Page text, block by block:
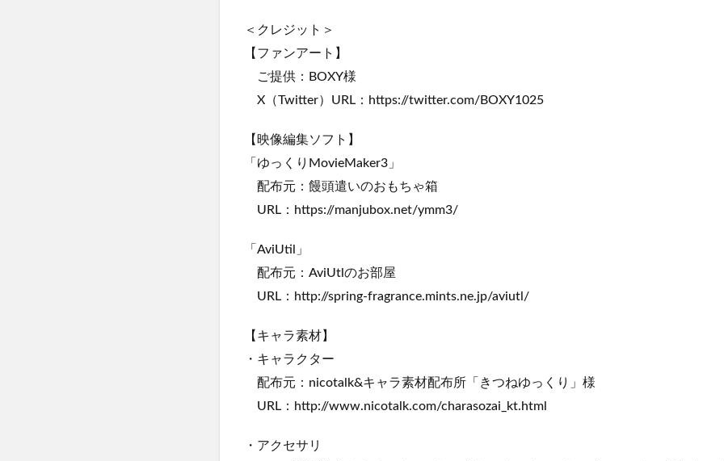
＜クレジット＞
【ファンアート】
ご提供：BOXY様
X（Twitter）URL：https://twitter.com/BOXY1025
【映像編集ソフト】
「ゆっくりMovieMaker3」
配布元：饅頭遣いのおもちゃ箱
URL：https://manjubox.net/ymm3/
「AviUtil」
配布元：AviUtlのお部屋
URL：http://spring-fragrance.mints.ne.jp/aviutl/
【キャラ素材】
・キャラクター
配布元：nicotalk&キャラ素材配布所「きつねゆっくり」様
URL：http://www.nicotalk.com/charasozai_kt.html
・アクセサリ